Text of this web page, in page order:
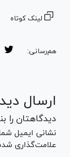
لینک کوتاه
هم‌رسانی:
ارسال
دیدگاهتان را
نشانی ایمیل
علامت‌گذاری